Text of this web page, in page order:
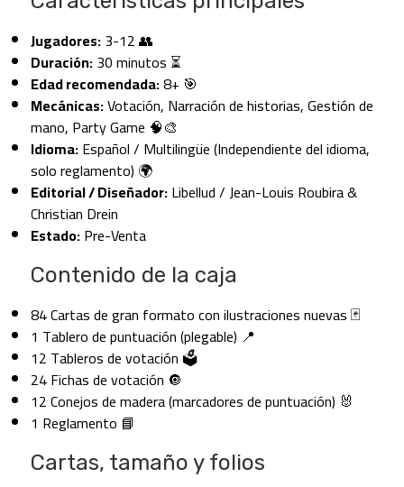
Jugadores:3-12 👥
Duración:30 minutos ⏳
Edad recomendada:8+ 🎯
Mecánicas:Votación, Narración de historias, Gestión de
mano, Party Game 🧠🎨
Idioma:Español / Multilingüe (Independiente del idioma,
solo reglamento) 🌍
Editorial / Diseñador:Libellud / Jean-Louis Roubira &
Christian Drein
Estado:Pre-Venta
Contenido de la caja
84 Cartas de gran formato con ilustraciones nuevas 🃏
1 Tablero de puntuación (plegable) 📍
12 Tableros de votación 🗳️
24 Fichas de votación 🔘
12 Conejos de madera (marcadores de puntuación) 🐰
1 Reglamento 📘
Cartas, tamaño y folios